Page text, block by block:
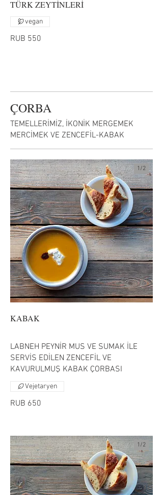
TÜRK ZEYTİNLERİ
RUB 550
vegan
ÇORBA
TEMELLERİMİZ, İKONİK MERGEMEK
MERCİMEK VE ZENCEFİL-KABAK
KABAK
LABNEH PEYNİR MUS VE SUMAK İLE
SERVİS EDİLEN ZENCEFİL VE
KAVURULMUŞ KABAK ÇORBASI
RUB 650
Vejetaryen
1/2
1/2